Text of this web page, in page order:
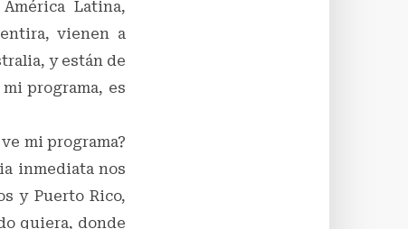
Latina,
vienen a
y están de
programa, es
mi programa?
inmediata nos
y Puerto Rico,
quiera, donde